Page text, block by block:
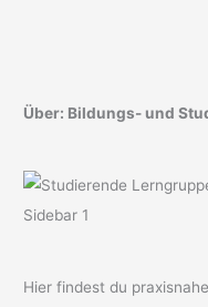
Über: Bildungs- und
Hier findest du